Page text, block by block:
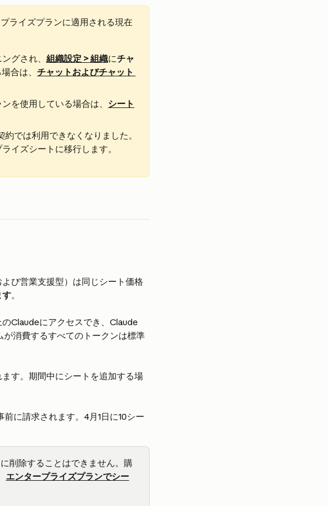
ライズプランに適用される現在
グされ、 組織設定 > 組織にチャ
合は、 チャットおよびチャット
を使用している場合は、 シート
では利用できなくなりました。
イズシートに移行します。
び営業支援型）は同じシート価格
す。
Claudeにアクセスでき、Claude
消費するすべてのトークンは標準
す。期間中にシートを追加する場
に請求されます。4月1日に10シー
削除することはできません。購
エンタープライズプランでシー